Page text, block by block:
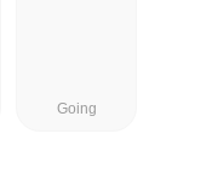
Going